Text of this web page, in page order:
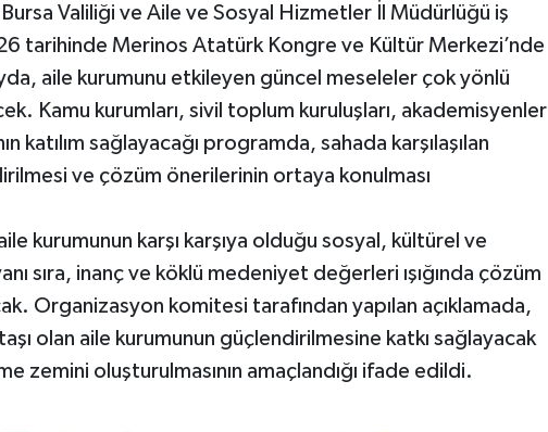
Valiliği ve Aile ve Sosyal Hizmetler İl Müdürlüğü iş
tarihinde Merinos Atatürk Kongre ve Kültür Merkezi’nde
aile kurumunu etkileyen güncel meseleler çok yönlü
Kamu kurumları, sivil toplum kuruluşları, akademisyenler
katılım sağlayacağı programda, sahada karşılaşılan
ve çözüm önerilerinin ortaya konulması
kurumunun karşı karşıya olduğu sosyal, kültürel ve
sıra, inanç ve köklü medeniyet değerleri ışığında çözüm
Organizasyon komitesi tarafından yapılan açıklamada,
olan aile kurumunun güçlendirilmesine katkı sağlayacak
zemini oluşturulmasının amaçlandığı ifade edildi.